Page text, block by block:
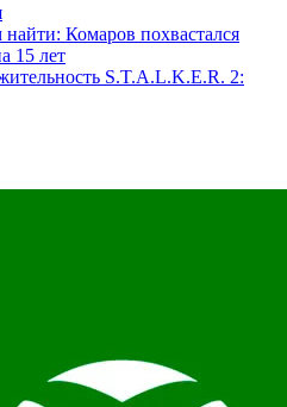
Комаров похвастался
15 лет
S.T.A.L.K.E.R. 2: